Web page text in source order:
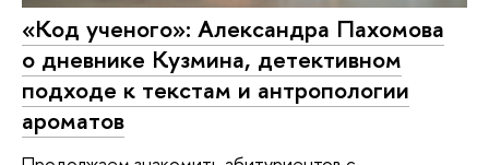
«Код ученого»: Александра Пахомова
о дневнике Кузмина, детективном
подходе к текстам и антропологии
ароматов